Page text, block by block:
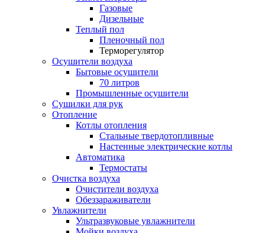
Газовые
Дизельные
Теплый пол
Пленочный пол
Терморегулятор
Осушители воздуха
Бытовые осушители
70 литров
Промышленные осушители
Сушилки для рук
Отопление
Котлы отопления
Стальные твердотопливные
Настенные электрические котлы
Автоматика
Термостаты
Очистка воздуха
Очистители воздуха
Обеззараживатели
Увлажнители
Ультразвуковые увлажнители